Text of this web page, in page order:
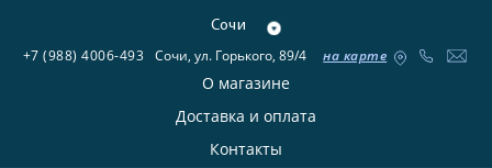
Сочи
+7 (988) 4006-493 Сочи, ул. Горького, 89/4 на карте
О магазине
Доставка и оплата
Контакты